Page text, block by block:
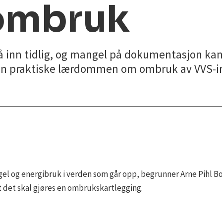
inn tidlig, og mangel på dokumentasjon
praktiske lærdommen om ombruk av VVS-
og energibruk i verden som går opp, begrunner Arne Pihl
skal gjøres en ombrukskartlegging.